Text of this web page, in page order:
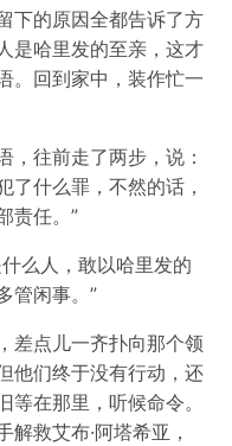
下的原因全都告诉了方
是哈里发的至亲，这才
。回到家中，装作忙一
，往前走了两步，说：
什么罪，不然的话，
责任。”
么人，敢以哈里发的
管闲事。”
差点儿一齐扑向那个领
他们终于没有行动，还
在那里，听候命令。
救艾布·阿塔希亚，